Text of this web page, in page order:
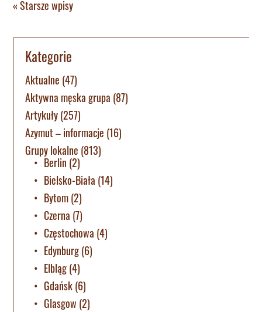
« Starsze wpisy
Kategorie
Aktualne (47)
Aktywna męska grupa (87)
Artykuły(257)
Azymut – informacje (16)
Grupy lokalne (813)
Berlin (2)
Bielsko-Biała (14)
Bytom(2)
Czerna (7)
Częstochowa (4)
Edynburg(6)
Elbląg(4)
Gdańsk(6)
Glasgow (2)